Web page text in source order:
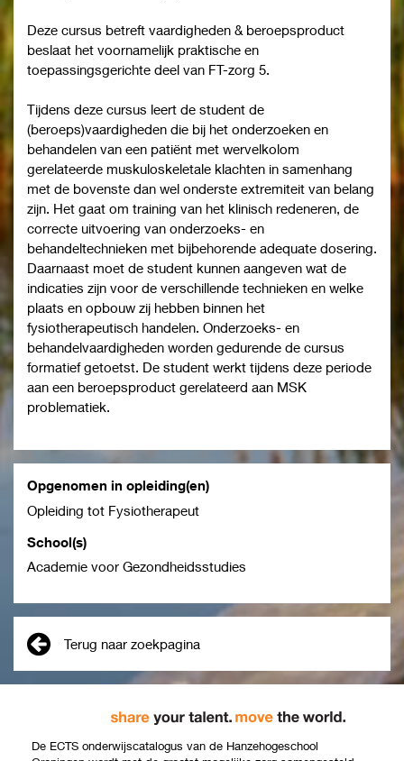
Deze cursus betreft vaardigheden & beroepsproduct
beslaat het voornamelijk praktische en
toepassingsgerichte deel van FT-zorg 5.
Tijdens deze cursus leert de student de
(beroeps)vaardigheden die bij het onderzoeken en
behandelen van een patiënt met wervelkolom
gerelateerde muskuloskeletale klachten in samenhang
met de bovenste dan wel onderste extremiteit van belang
zijn. Het gaat om training van het klinisch redeneren, de
correcte uitvoering van onderzoeks- en
behandeltechnieken met bijbehorende adequate dosering.
Daarnaast moet de student kunnen aangeven wat de
indicaties zijn voor de verschillende technieken en welke
plaats en opbouw zij hebben binnen het
fysiotherapeutisch handelen. Onderzoeks- en
behandelvaardigheden worden gedurende de cursus
formatief getoetst. De student werkt tijdens deze periode
aan een beroepsproduct gerelateerd aan MSK
problematiek.
Opgenomen in opleiding(en)
Opleiding tot Fysiotherapeut
School(s)
Academie voor Gezondheidsstudies
Terug naar zoekpagina
De ECTS onderwijscatalogus van de Hanzehogeschool